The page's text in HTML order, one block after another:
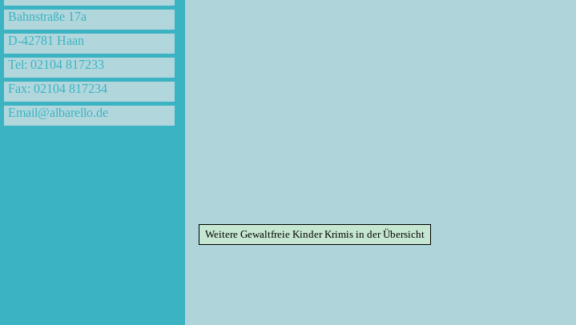
Bahnstraße 17a
D-42781 Haan
Tel: 02104 817233
Fax: 02104 817234
Email@albarello.de
Weitere Gewaltfreie Kinder Krimis in der Übersicht